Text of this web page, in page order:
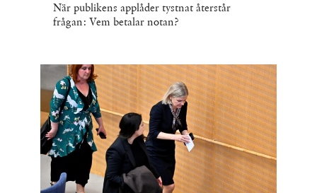
När publikens applåder tystnat återstår
frågan: Vem betalar notan?